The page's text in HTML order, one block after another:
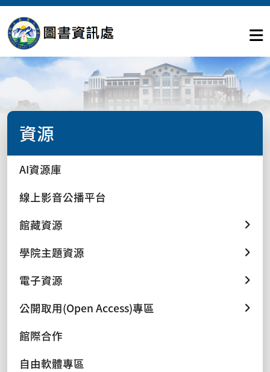
資源
AI資源庫
線上影音公播平台
館藏資源
學院主題資源
電子資源
公開取用(Open Access)專區
館際合作
自由軟體專區